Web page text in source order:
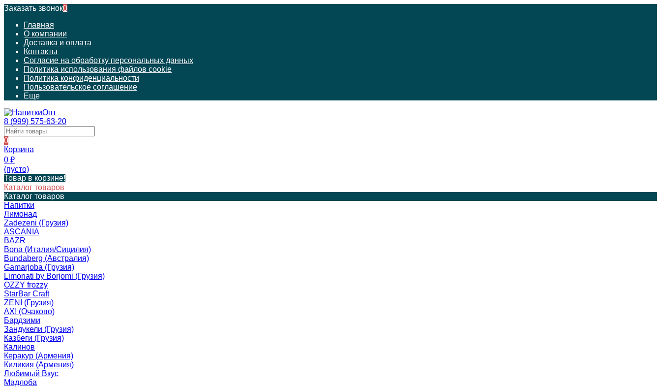
Заказать звонок0
Главная
О компании
Доставка и оплата
Контакты
Согласие на обработку персональных данных
Политика использования файлов cookie
Политика конфиденциальности
Пользовательское соглашение
Еще
8 (999) 575-63-20
0
Корзина
0 ₽
(пусто)
Товар в корзине!
Каталог товаров
Каталог товаров
Напитки
Лимонад
Zadezeni (Грузия)
ASCANIA
BAZR
Bona (Италия/Сицилия)
Bundaberg (Австралия)
Gamarjoba (Грузия)
Limonati by Borjomi (Грузия)
OZZY frozzy
StarBar Craft
ZENI (Грузия)
АХ! (Очаково)
Бардзими
Зандукели (Грузия)
Казбеги (Грузия)
Калинов
Керакур (Армения)
Киликия (Армения)
Любимый Вкус
Мадлоба